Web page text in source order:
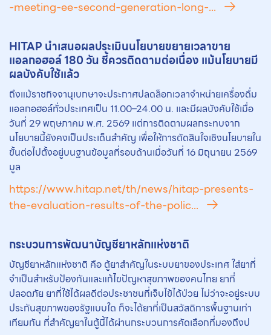
-meeting-ee-second-generation-long-...
HITAP นำเสนอผลประเมินนโยบายขยายเวลาขาย
แอลกอฮอล์ 180 วัน ชี้ควรติดตามต่อเนื่อง แม้นโยบายมี
ผลบังคับใช้แล้ว
ถึงแม้ราชกิจจานุเบกษาจะประกาศปลดล็อกเวลาจำหน่ายเครื่องดื่ม
แอลกอฮอล์ทั่วประเทศเป็น 11.00–24.00 น. และมีผลบังคับใช้เมื่อ
วันที่ 29 พฤษภาคม พ.ศ. 2569 แต่การติดตามผลกระทบจาก
นโยบายนี้ยังคงเป็นประเด็นสำคัญ เพื่อให้การตัดสินใจเชิงนโยบายใน
ขั้นต่อไปตั้งอยู่บนฐานข้อมูลที่รอบด้านเมื่อวันที่ 16 มิถุนายน 2569
มูล
https://www.hitap.net/th/news/hitap-presents-
the-evaluation-results-of-the-polic...
กระบวนการพัฒนาบัญชียาหลักแห่งชาติ
บัญชียาหลักแห่งชาติ คือ ตู้ยาสำคัญในระบบยาของประเทศ ใส่ยาที่
จำเป็นสำหรับป้องกันและแก้ไขปัญหาสุขภาพของคนไทย ยาที่
ปลอดภัย ยาที่ใช้ได้ผลดีต่อประชาชนที่เจ็บไข้ได้ป่วย ไม่ว่าจะอยู่ระบบ
ประกันสุขภาพของรัฐแบบใด ก็จะได้ยาที่เป็นสวัสดิการพื้นฐานเท่า
เทียมกัน ที่สำคัญยาในตู้นี้ได้ผ่านกระบวนการคัดเลือกที่มองถึงป